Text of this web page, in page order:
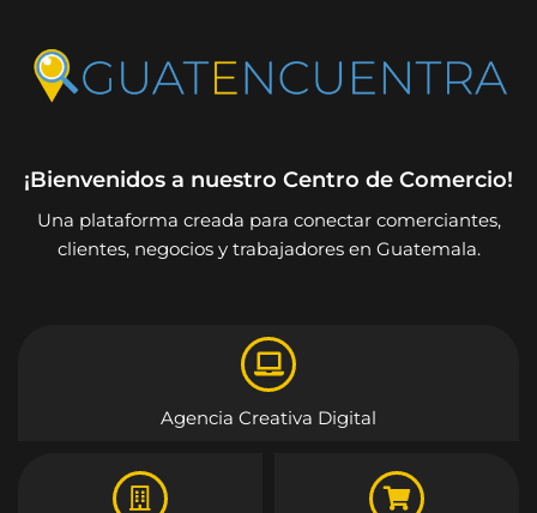
¡Bienvenidos a nuestro Centro de Comercio!
Una plataforma creada para conectar comerciantes,
clientes, negocios y trabajadores en Guatemala.
Agencia Creativa Digital